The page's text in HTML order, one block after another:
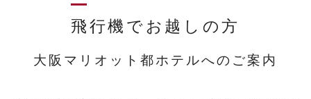
飛行機でお越しの方
大阪マリオット都ホテルへのご案内